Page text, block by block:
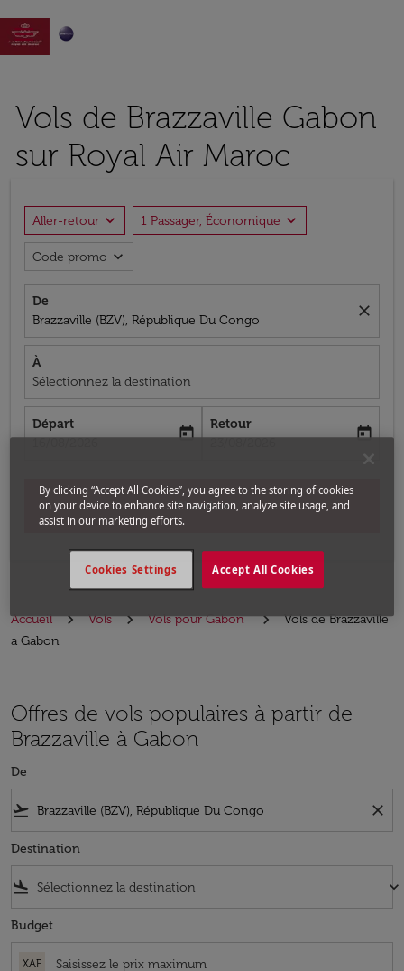

Vols de Brazzaville Gabon
sur Royal Air Maroc
Aller-retour expand_more 1 Passager, Économique expand_more
Code promo expand_more
De
Brazzaville (BZV), République Du Congo
close
À
Sélectionnez la destination
Départ
fc-booking-departure-date-aria-label
today
Retour
fc-booking-return-date-aria-label
today
Chercher
Accueil Vols Vols pour Gabon
Vols de Brazzaville
a Gabon
Offres de vols populaires à partir de
Brazzaville à Gabon
De
flight_takeoff close
Destination
flight_land keyboard_arrow_down
Budget
XAF
By clicking “Accept All Cookies”, you agree to the storing of cookies
on your device to enhance site navigation, analyze site usage, and
assist in our marketing efforts.
Accept All Cookies
Cookies Settings